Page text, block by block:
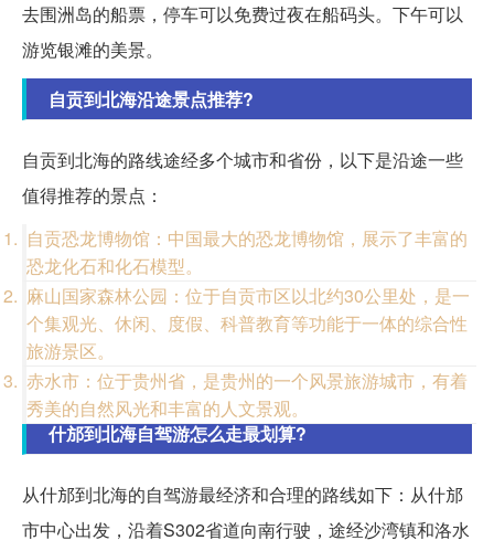
去围洲岛的船票，停车可以免费过夜在船码头。下午可以
游览银滩的美景。
自贡到北海沿途景点推荐?
自贡到北海的路线途经多个城市和省份，以下是沿途一些
值得推荐的景点：
自贡恐龙博物馆：中国最大的恐龙博物馆，展示了丰富的
恐龙化石和化石模型。
麻山国家森林公园：位于自贡市区以北约30公里处，是一
个集观光、休闲、度假、科普教育等功能于一体的综合性
旅游景区。
赤水市：位于贵州省，是贵州的一个风景旅游城市，有着
秀美的自然风光和丰富的人文景观。
什邡到北海自驾游怎么走最划算?
从什邡到北海的自驾游最经济和合理的路线如下：从什邡
市中心出发，沿着S302省道向南行驶，途经沙湾镇和洛水